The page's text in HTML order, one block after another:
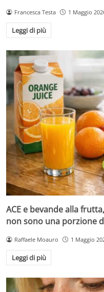
Francesca Testa 1 Maggio
Leggi di più
ACE e bevande alla
non sono una porzione
Raffaele Moauro 1 Maggio
Leggi di più